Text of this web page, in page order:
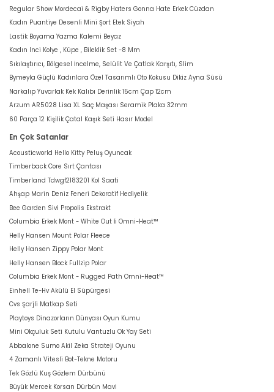
Regular Show Mordecai & Rigby Haters Gonna Hate Erkek Cüzdan
Kadın Puantiye Desenli Mini Şort Etek Siyah
Lastik Boyama Yazma Kalemi Beyaz
Kadın Inci Kolye , Küpe , Bileklik Set -8 Mm
Sıkılaştırıcı, Bölgesel İncelme, Selülit Ve Çatlak Karşıtı, Slim
Bymeyla Güçlü Kadınlara Özel Tasarımlı Oto Kokusu Dikiz Ayna Süsü
Narkalıp Yuvarlak Kek Kalıbı Derinlik 15cm Çap 12cm
Arzum AR5028 Lisa XL Saç Maşası Seramik Plaka 32mm
60 Parça 12 Kişilik Çatal Kaşık Seti Hasır Model
En Çok Satanlar
Acousticworld Hello Kitty Peluş Oyuncak
Timberback Core Sırt Çantası
Timberland Tdwgf2183201 Kol Saati
Ahşap Marin Deniz Feneri Dekoratif Hediyelik
Bee Garden Sivi Propolis Ekstrakt
Columbia Erkek Mont - White Out İi Omni-Heat™
Helly Hansen Mount Polar Fleece
Helly Hansen Zippy Polar Mont
Helly Hansen Block Fullzip Polar
Columbia Erkek Mont - Rugged Path Omni-Heat™
Einhell Te-Hv Akülü El Süpürgesi
Cvs Şarjli Matkap Seti
Playtoys Dinazorların Dünyası Oyun Kumu
Mini Okçuluk Seti Kutulu Vantuzlu Ok Yay Seti
Abbalone Sumo Akil Zeka Strateji Oyunu
4 Zamanlı Vitesli Bot-Tekne Motoru
Tek Gözlü Kuş Gözlem Dürbünü
Büyük Mercek Korsan Dürbün Mavi